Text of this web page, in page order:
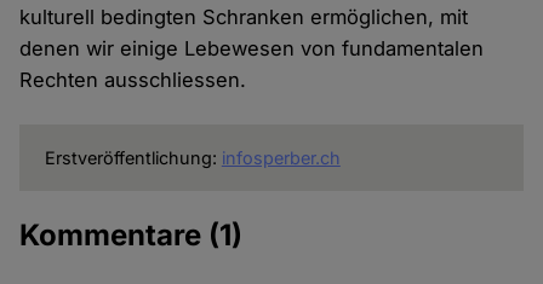
kulturell bedingten Schranken ermöglichen, mit
denen wir einige Lebewesen von fundamentalen
Rechten ausschliessen.
Erstveröffentlichung: infosperber.ch
Kommentare (1)